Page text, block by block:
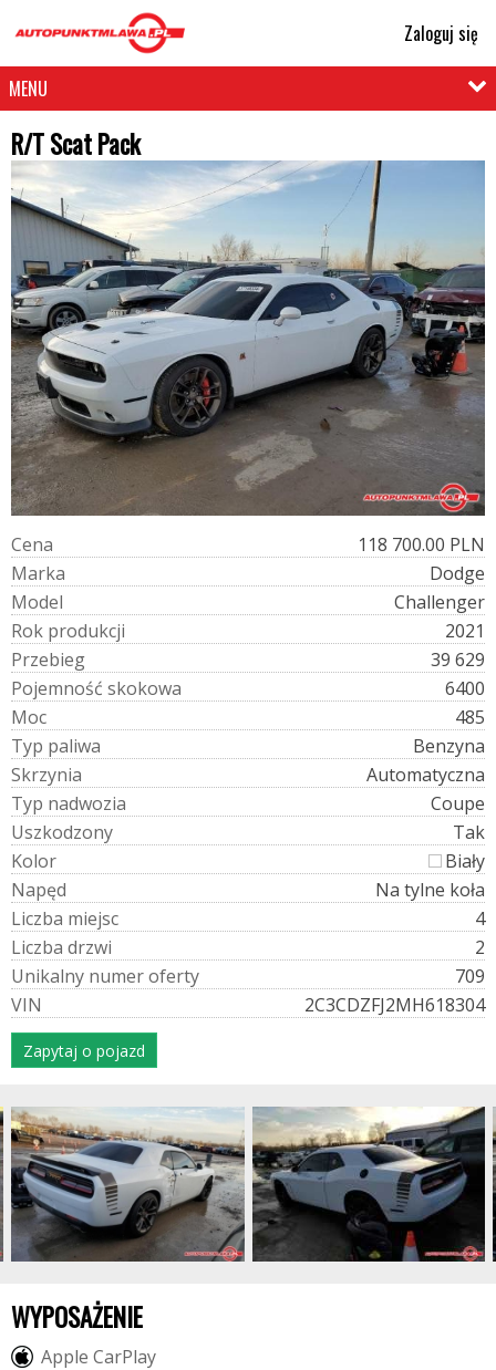
Zaloguj się
MENU
R/T Scat Pack
Cena
118 700.00 PLN
Marka
Dodge
Model
Challenger
Rok produkcji
2021
Przebieg
39 629
Pojemność skokowa
6400
Moc
485
Typ paliwa
Benzyna
Skrzynia
Automatyczna
Typ nadwozia
Coupe
Uszkodzony
Tak
Kolor
Biały
Napęd
Na tylne koła
Liczba miejsc
4
Liczba drzwi
2
Unikalny numeroferty
709
VIN 2C3CDZFJ2MH618304
Zapytaj o pojazd
WYPOSAŻENIE
Apple CarPlay